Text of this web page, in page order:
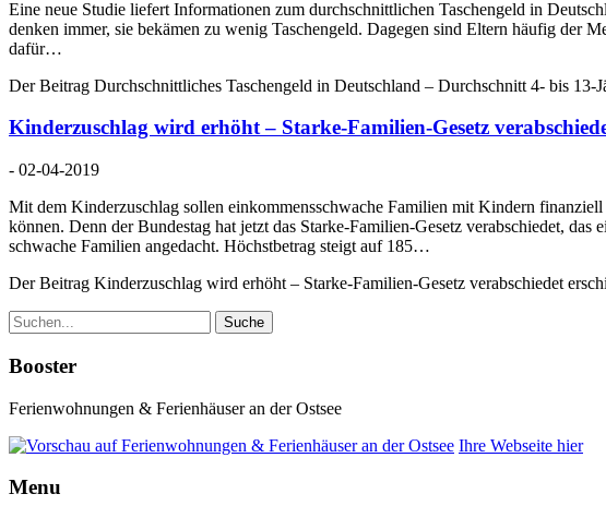
Eine neue Studie liefert Informationen zum durchschnittlichen Taschengeld in
denken immer, sie bekämen zu wenig Taschengeld. Dagegen sind Eltern häufig der
dafür…
Der Beitrag Durchschnittliches Taschengeld in Deutschland – Durchschnitt 4- bis 13-
Kinderzuschlag wird erhöht – Starke-Familien-Gesetz
- 02-04-2019
Mit dem Kinderzuschlag sollen einkommensschwache Familien mit Kindern
können. Denn der Bundestag hat jetzt das Starke-Familien-Gesetz verabschiedet,
schwache Familien angedacht. Höchstbetrag steigt auf 185…
Der Beitrag Kinderzuschlag wird erhöht – Starke-Familien-Gesetz verabschiedet
Suche
Booster
Ferienwohnungen & Ferienhäuser an der Ostsee
Ihre Webseite hier
Menu